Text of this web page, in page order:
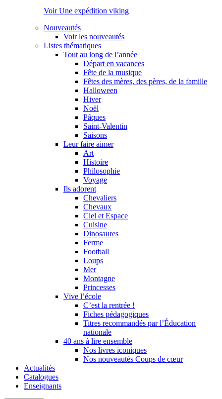
Voir Une expédition viking
Nouveautés
Voir les nouveautés
Listes thématiques
Tout au long de l’année
Départ en vacances
Fête de la musique
Fêtes des mères, des pères, de la famille
Halloween
Hiver
Noël
Pâques
Saint-Valentin
Saisons
Leur faire aimer
Art
Histoire
Philosophie
Voyage
Ils adorent
Chevaliers
Chevaux
Ciel et Espace
Cuisine
Dinosaures
Ferme
Football
Loups
Mer
Montagne
Princesses
Vive l’école
C’est la rentrée !
Fiches pédagogiques
Titres recommandés par l’Éducation
nationale
40 ans à lire ensemble
Nos livres iconiques
Nos nouveautés Coups de cœur
Actualités
Catalogues
Enseignants